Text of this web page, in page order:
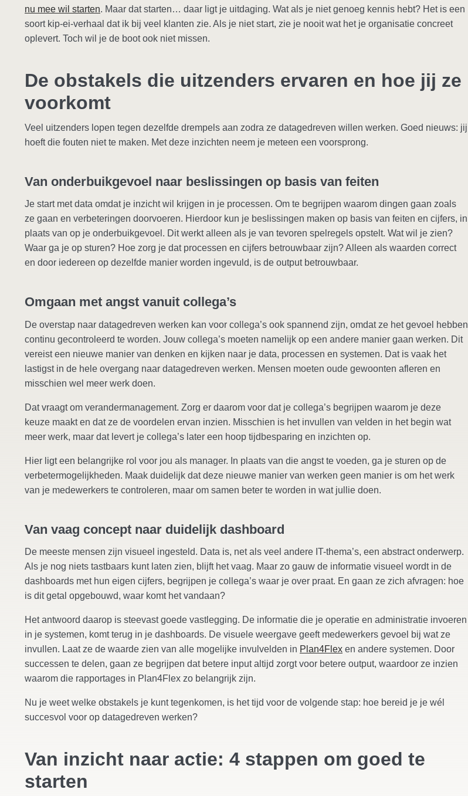
nu mee wil starten. Maar dat starten… daar ligt je uitdaging. Wat als je niet genoeg kennis hebt? Het is een
soort kip-ei-verhaal dat ik bij veel klanten zie. Als je niet start, zie je nooit wat het je organisatie concreet
oplevert. Toch wil je de boot ook niet missen.
De obstakels die uitzenders ervaren en hoe jij ze
voorkomt
Veel uitzenders lopen tegen dezelfde drempels aan zodra ze datagedreven willen werken. Goed nieuws: jij
hoeft die fouten niet te maken. Met deze inzichten neem je meteen een voorsprong.
Van onderbuikgevoel naar beslissingen op basis van feiten
Je start met data omdat je inzicht wil krijgen in je processen. Om te begrijpen waarom dingen gaan zoals
ze gaan en verbeteringen doorvoeren. Hierdoor kun je beslissingen maken op basis van feiten en cijfers, in
plaats van op je onderbuikgevoel. Dit werkt alleen als je van tevoren spelregels opstelt. Wat wil je zien?
Waar ga je op sturen? Hoe zorg je dat processen en cijfers betrouwbaar zijn? Alleen als waarden correct
en door iedereen op dezelfde manier worden ingevuld, is de output betrouwbaar.
Omgaan met angst vanuit collega’s
De overstap naar datagedreven werken kan voor collega’s ook spannend zijn, omdat ze het gevoel hebben
continu gecontroleerd te worden. Jouw collega’s moeten namelijk op een andere manier gaan werken. Dit
vereist een nieuwe manier van denken en kijken naar je data, processen en systemen. Dat is vaak het
lastigst in de hele overgang naar datagedreven werken. Mensen moeten oude gewoonten afleren en
misschien wel meer werk doen.
Dat vraagt om verandermanagement. Zorg er daarom voor dat je collega’s begrijpen waarom je deze
keuze maakt en dat ze de voordelen ervan inzien. Misschien is het invullen van velden in het begin wat
meer werk, maar dat levert je collega’s later een hoop tijdbesparing en inzichten op.
Hier ligt een belangrijke rol voor jou als manager. In plaats van die angst te voeden, ga je sturen op de
verbetermogelijkheden. Maak duidelijk dat deze nieuwe manier van werken geen manier is om het werk
van je medewerkers te controleren, maar om samen beter te worden in wat jullie doen.
Van vaag concept naar duidelijk dashboard
De meeste mensen zijn visueel ingesteld. Data is, net als veel andere IT-thema’s, een abstract onderwerp.
Als je nog niets tastbaars kunt laten zien, blijft het vaag. Maar zo gauw de informatie visueel wordt in de
dashboards met hun eigen cijfers, begrijpen je collega’s waar je over praat. En gaan ze zich afvragen: hoe
is dit getal opgebouwd, waar komt het vandaan?
Het antwoord daarop is steevast goede vastlegging. De informatie die je operatie en administratie invoeren
in je systemen, komt terug in je dashboards. De visuele weergave geeft medewerkers gevoel bij wat ze
invullen. Laat ze de waarde zien van alle mogelijke invulvelden in Plan4Flex en andere systemen. Door
successen te delen, gaan ze begrijpen dat betere input altijd zorgt voor betere output, waardoor ze inzien
waarom die rapportages in Plan4Flex zo belangrijk zijn.
Nu je weet welke obstakels je kunt tegenkomen, is het tijd voor de volgende stap: hoe bereid je je wél
succesvol voor op datagedreven werken?
Van inzicht naar actie: 4 stappen om goed te
starten